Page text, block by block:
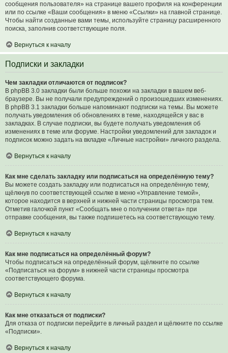
сообщения пользователя» на странице вашего профиля на конференции
или по ссылке «Ваши сообщения» в меню «Ссылки» на главной странице.
Чтобы найти созданные вами темы, используйте страницу расширенного
поиска, заполнив соответствующие поля.
Вернуться к началу
Подписки и закладки
Чем закладки отличаются от подписок?
В phpBB 3.0 закладки были больше похожи на закладки в вашем веб-
браузере. Вы не получали предупреждений о произошедших изменениях.
В phpBB 3.1 закладки больше напоминают подписки на темы. Вы можете
получать уведомления об обновлениях в теме, находящейся у вас в
закладках. В случае подписки, вы будете получать уведомления об
изменениях в теме или форуме. Настройки уведомлений для закладок и
подписок можно задать на вкладке «Личные настройки» личного раздела.
Вернуться к началу
Как мне сделать закладку или подписаться на определённую тему?
Вы можете создать закладку или подписаться на определённую тему,
щёлкнув по соответствующей ссылке в меню «Управление темой»,
которое находится в верхней и нижней части страницы просмотра тем.
Отметив галочкой пункт «Сообщать мне о получении ответа» при
отправке сообщения, вы также подпишетесь на соответствующую тему.
Вернуться к началу
Как мне подписаться на определённый форум?
Чтобы подписаться на определённый форум, щёлкните по ссылке
«Подписаться на форум» в нижней части страницы просмотра
соответствующего форума.
Вернуться к началу
Как мне отказаться от подписки?
Для отказа от подписки перейдите в личный раздел и щёлкните по ссылке
«Подписки».
Вернуться к началу